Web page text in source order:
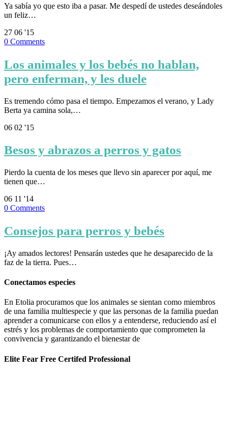
Ya sabía yo que esto iba a pasar. Me despedí de ustedes deseándoles
un feliz…
27 06 '15
0 Comments
Los animales y los bebés no hablan,
pero enferman, y les duele
Es tremendo cómo pasa el tiempo. Empezamos el verano, y Lady
Berta ya camina sola,…
06 02 '15
Besos y abrazos a perros y gatos
Pierdo la cuenta de los meses que llevo sin aparecer por aquí, me
tienen que…
06 11 '14
0 Comments
Consejos para perros y bebés
¡Ay amados lectores! Pensarán ustedes que he desaparecido de la
faz de la tierra. Pues…
Conectamos especies
En Etolia procuramos que los animales se sientan como miembros
de una familia multiespecie y que las personas de la familia puedan
aprender a comunicarse con ellos y a entenderse, reduciendo así el
estrés y los problemas de comportamiento que comprometen la
convivencia y garantizando el bienestar de
Elite Fear Free Certifed Professional